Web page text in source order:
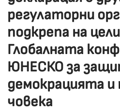
регулаторни
подкрепа на
Глобалната
ЮНЕСКО за
демокрацията и
човека